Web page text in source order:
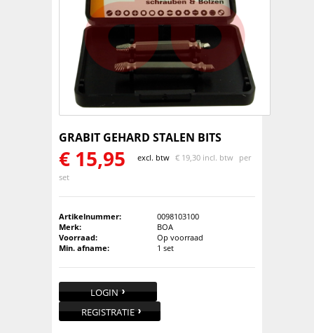
GRABIT GEHARD STALEN BITS
€ 15,95 excl. btw € 19,30 incl. btw per
set
Artikelnummer:
0098103100
Merk:
BOA
Voorraad:
Op voorraad
Min. afname:
1 set
LOGIN
REGISTRATIE